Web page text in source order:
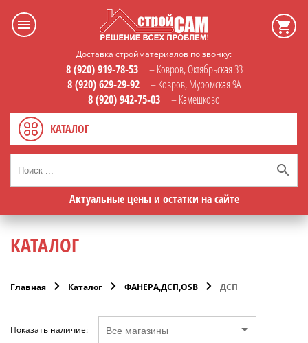
Доставка стройматериалов по звонку:
8 (920) 919-78-53
– Ковров, Октябрьская 33
8 (920) 629-29-92
– Ковров, Муромская 9А
8 (920) 942-75-03
– Камешково
КАТАЛОГ
Актуальные цены и остатки на сайте
КАТАЛОГ
Главная Каталог ФАНЕРА,ДСП,OSB ДСП
Показать наличие: